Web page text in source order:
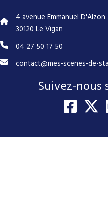
4 avenue Emmanuel D'Alzon
30120 Le Vigan
04 27 50 17 50
contact@mes-scenes-de-
Suivez-nous